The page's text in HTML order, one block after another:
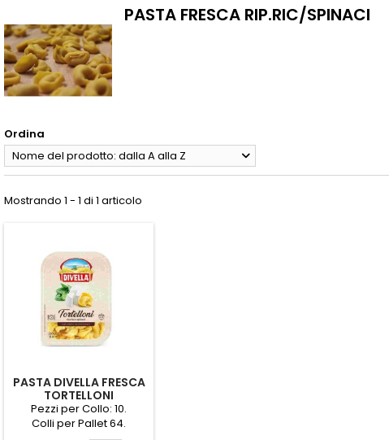
PASTA FRESCA RIP.RIC/SPINACI
Ordina
Nome del prodotto: dalla A alla Z
Mostrando 1 - 1 di 1 articolo
PASTA DIVELLA FRESCA
TORTELLONI
RIC/SPIN.GR.250 *
Pezzi per Collo: 10.
Colli per Pallet 64.